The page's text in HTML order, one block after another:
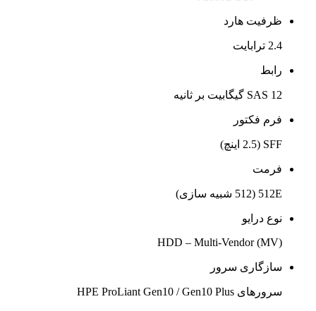
ظرفیت هارد
2.4 ترابایت
رابط
SAS 12 گیگابیت بر ثانیه
فرم فکتور
SFF (2.5 اینچ)
فرمت
512E (512 شبیه سازی)
نوع درایو
HDD – Multi-Vendor (MV)
سازگاری سرور
سرورهای HPE ProLiant Gen10 / Gen10 Plus